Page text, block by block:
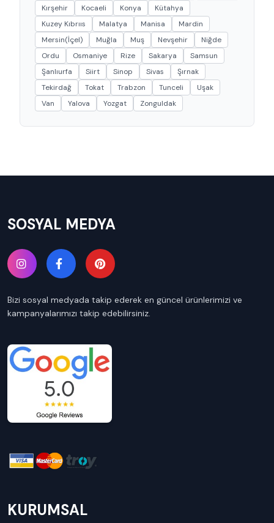
Kırşehir
Kocaeli Konya
Kütahya
Kuzey Kıbrııs
Malatya Manisa
Mardin
Mersin(İçel)
Muğla Muş Nevşehir
Niğde
Ordu
Osmaniye Rize Sakarya
Samsun
Şanlıurfa
Siirt Sinop Sivas
Şırnak
Tekirdağ
Tokat Trabzon Tunceli
Uşak
Van
Yalova Yozgat Zonguldak
SOSYAL MEDYA
Bizi sosyal medyada takip ederek en güncel ürünlerimizi ve
kampanyalarımızı takip edebilirsiniz.
KURUMSAL